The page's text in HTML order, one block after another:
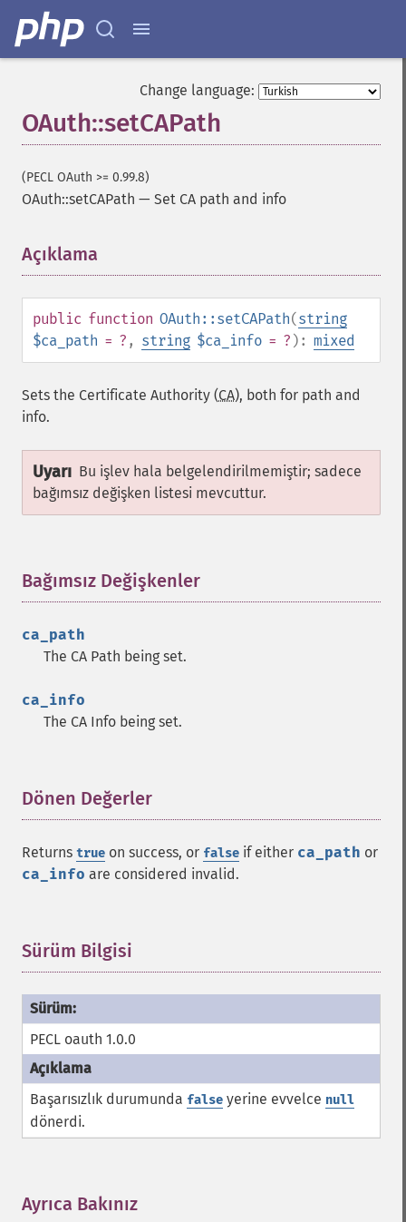
Change language:
OAuth::setCAPath
(PECL OAuth >= 0.99.8)
OAuth::setCAPath — Set CA path and info
Açıklama
public function OAuth::setCAPath(string
$ca_path = ? , string $ca_info = ? ): mixed
Sets the Certificate Authority (CA), both for path and
info.
Uyarı Bu işlev hala belgelendirilmemiştir; sadece
bağımsız değişken listesi mevcuttur.
Bağımsız Değişkenler
ca_path
The CA Path being set.
ca_info
The CA Info being set.
Dönen Değerler
Returns true on success, or false if either ca_path or
ca_info are considered invalid.
Sürüm Bilgisi
PECL oauth 1.0.0
Başarısızlık durumunda false yerine evvelce null
dönerdi.
Ayrıca Bakınız